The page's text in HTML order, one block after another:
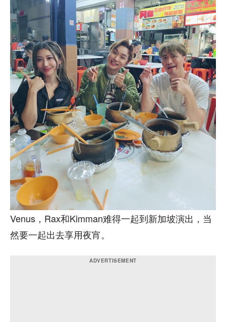
Venus，Rax和Kimman难得一起到新加坡演出，当
然要一起出去享用夜宵。